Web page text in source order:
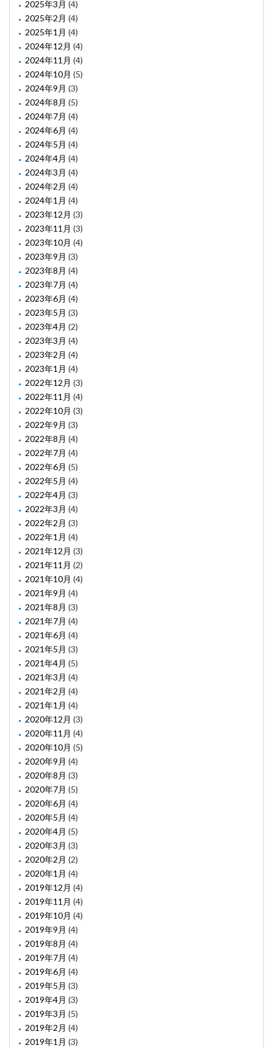
2025年3月 (4)
2025年2月 (4)
2025年1月 (4)
2024年12月 (4)
2024年11月 (4)
2024年10月 (5)
2024年9月 (3)
2024年8月 (5)
2024年7月 (4)
2024年6月 (4)
2024年5月 (4)
2024年4月 (4)
2024年3月 (4)
2024年2月 (4)
2024年1月 (4)
2023年12月 (3)
2023年11月 (3)
2023年10月 (4)
2023年9月 (3)
2023年8月 (4)
2023年7月 (4)
2023年6月 (4)
2023年5月 (3)
2023年4月 (2)
2023年3月 (4)
2023年2月 (4)
2023年1月 (4)
2022年12月 (3)
2022年11月 (4)
2022年10月 (3)
2022年9月 (3)
2022年8月 (4)
2022年7月 (4)
2022年6月 (5)
2022年5月 (4)
2022年4月 (3)
2022年3月 (4)
2022年2月 (3)
2022年1月 (4)
2021年12月 (3)
2021年11月 (2)
2021年10月 (4)
2021年9月 (4)
2021年8月 (3)
2021年7月 (4)
2021年6月 (4)
2021年5月 (3)
2021年4月 (5)
2021年3月 (4)
2021年2月 (4)
2021年1月 (4)
2020年12月 (3)
2020年11月 (4)
2020年10月 (5)
2020年9月 (4)
2020年8月 (3)
2020年7月 (5)
2020年6月 (4)
2020年5月 (4)
2020年4月 (5)
2020年3月 (3)
2020年2月 (2)
2020年1月 (4)
2019年12月 (4)
2019年11月 (4)
2019年10月 (4)
2019年9月 (4)
2019年8月 (4)
2019年7月 (4)
2019年6月 (4)
2019年5月 (3)
2019年4月 (3)
2019年3月 (5)
2019年2月 (4)
2019年1月 (3)